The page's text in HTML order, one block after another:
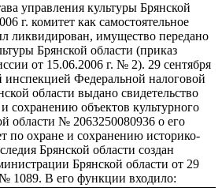
управления культуры Брянской
г. комитет как самостоятельное
ликвидирован, имущество передано
Брянской области (приказ
от 15.06.2006 г. № 2). 29 сентября
Федеральной налоговой
области выдано свидетельство
сохранению объектов культурного
области № 2063250080936 о его
по охране и сохранению историко-
Брянской области создан
Брянской области от 29
№ 1089. В его функции входило: